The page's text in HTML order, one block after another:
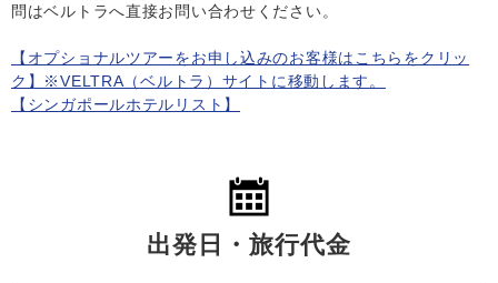
問はベルトラへ直接お問い合わせください。
【オプショナルツアーをお申し込みのお客様はこちらをクリッ
ク】※VELTRA（ベルトラ）サイトに移動します。
【シンガポールホテルリスト】
出発日・旅行代金